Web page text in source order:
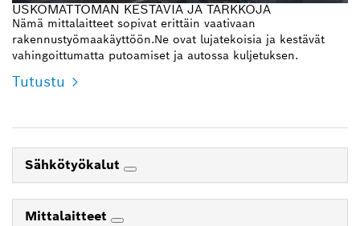
USKOMATTOMAN KESTÄVIÄ JA TARKKOJA
Nämä mittalaitteet sopivat erittäin vaativaan
rakennustyömaakäyttöön.Ne ovat lujatekoisia ja kestävät
vahingoittumatta putoamiset ja autossa kuljetuksen.
Tutustu
Sähkötyökalut
Mittalaitteet